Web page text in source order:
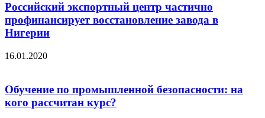
Российский экспортный центр частично
профинансирует восстановление завода в
Нигерии
16.01.2020
Обучение по промышленной безопасности: на
кого рассчитан курс?